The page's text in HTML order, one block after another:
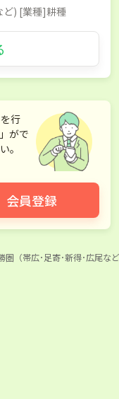
ど) [業種]耕種
行
がで
。
会員登録
圏（帯広･足寄･新得･広尾な